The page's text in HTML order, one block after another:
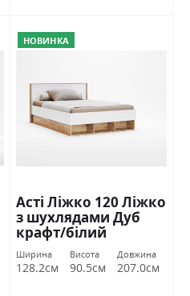
НОВИНКА
Асті Ліжко 120 Ліжко
з шухлядами Дуб
крафт/білий
глянець Міромарк
Ширина
128.2см
Висота
90.5см
Довжина
207.0см